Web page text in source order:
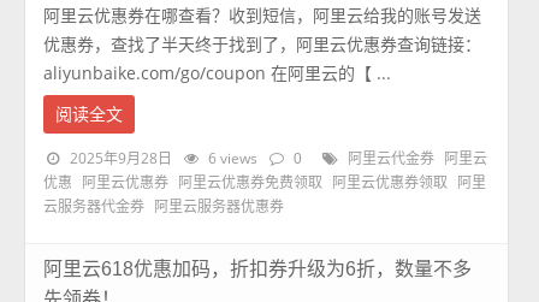
阿里云优惠券在哪查看？收到短信，阿里云给我的账号发送
优惠券，查找了半天终于找到了，阿里云优惠券查询链接：
aliyunbaike.com/go/coupon 在阿里云的【 ...
阅读全文
2025年9月28日 6 views 0 阿里云代金券
阿里云
优惠
阿里云优惠券 阿里云优惠券免费领取 阿里云优惠券领取
阿里
云服务器代金券
阿里云服务器优惠券
阿里云618优惠加码，折扣券升级为6折，数量不多